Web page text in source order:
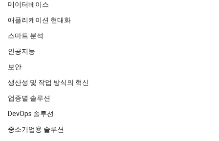
데이터베이스
애플리케이션 현대화
스마트 분석
인공지능
보안
생산성 및 작업 방식의 혁신
업종별 솔루션
DevOps 솔루션
중소기업용 솔루션